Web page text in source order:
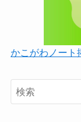
かこがわノート